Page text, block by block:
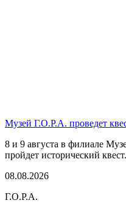
Музей Г.О.Р.А. проведет
8 и 9 августа в филиале
пройдет исторический
08.08.2026
Г.О.Р.А.